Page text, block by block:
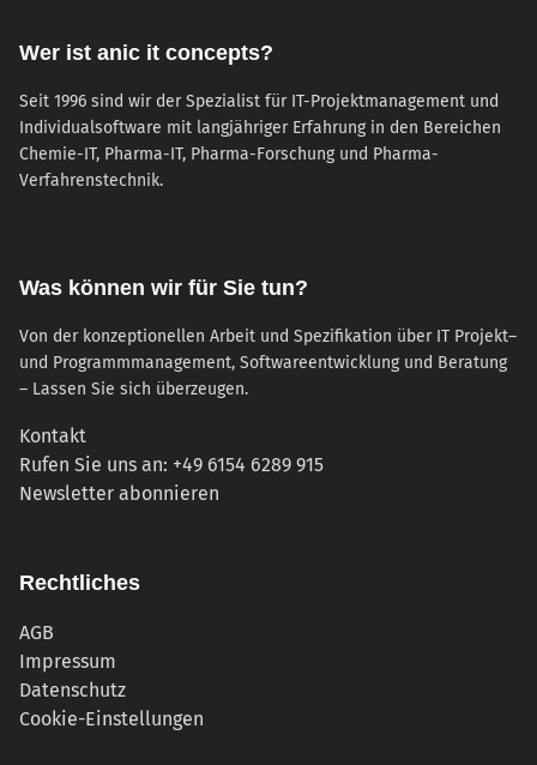
Wer ist anic it concepts?
Seit 1996 sind wir der Spezialist für IT-Projektmanagement und
Individualsoftware mit langjähriger Erfahrung in den Bereichen
Chemie-IT, Pharma-IT, Pharma-Forschung und Pharma-
Verfahrenstechnik.
Was können wir für Sie tun?
Von der konzeptionellen Arbeit und Spezifikation über IT Projekt–
und Programmmanagement, Softwareentwicklung und Beratung
– Lassen Sie sich überzeugen.
Kontakt
Rufen Sie uns an: +49 6154 6289 915
Newsletter abonnieren
Rechtliches
AGB
Impressum
Datenschutz
Cookie-Einstellungen